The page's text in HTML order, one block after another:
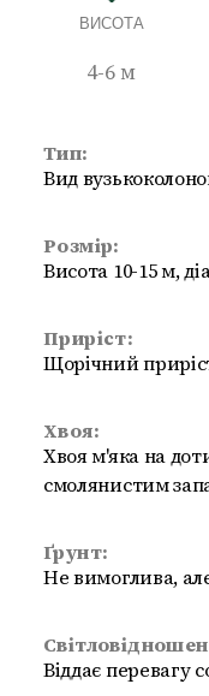
ВИСОТА
4-6 м
Тип:
Вид
Розмір:
Висота 10-15 м,
Приріст:
Щорічний
Хвоя:
Хвоя м'яка на
смолянистим
Ґрунт:
Не вимоглива,
Віддає перевагу